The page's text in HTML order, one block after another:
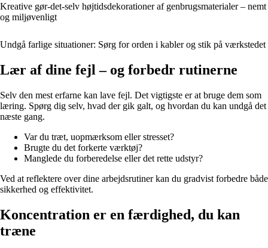
Kreative gør-det-selv højtidsdekorationer af genbrugsmaterialer – nemt
og miljøvenligt
Undgå farlige situationer: Sørg for orden i kabler og stik på værkstedet
Lær af dine fejl – og forbedr rutinerne
Selv den mest erfarne kan lave fejl. Det vigtigste er at bruge dem som
læring. Spørg dig selv, hvad der gik galt, og hvordan du kan undgå det
næste gang.
Var du træt, uopmærksom eller stresset?
Brugte du det forkerte værktøj?
Manglede du forberedelse eller det rette udstyr?
Ved at reflektere over dine arbejdsrutiner kan du gradvist forbedre både
sikkerhed og effektivitet.
Koncentration er en færdighed, du kan
træne